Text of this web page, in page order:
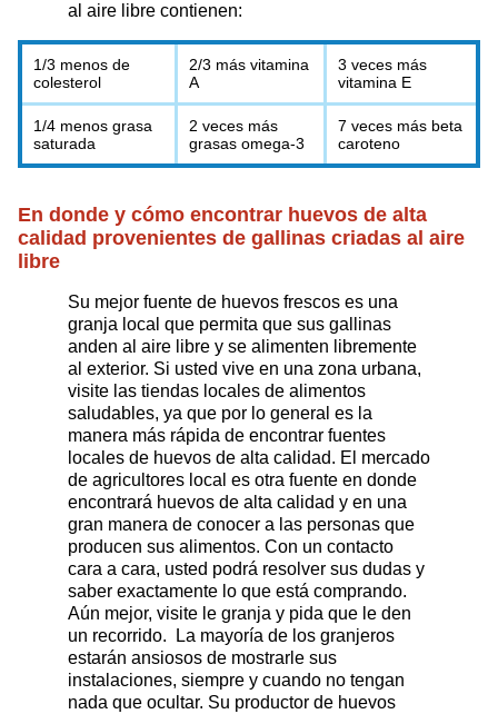
al aire libre contienen:
1/3 menos de
colesterol
2/3 más vitamina
A
3 veces más
vitamina E
1/4 menos grasa
saturada
2 veces más
grasas omega-3
7 veces más beta
caroteno
En donde y cómo encontrar huevos de alta
calidad provenientes de gallinas criadas al aire
libre
Su mejor fuente de huevos frescos es una
granja local que permita que sus gallinas
anden al aire libre y se alimenten libremente
al exterior. Si usted vive en una zona urbana,
visite las tiendas locales de alimentos
saludables, ya que por lo general es la
manera más rápida de encontrar fuentes
locales de huevos de alta calidad. El mercado
de agricultores local es otra fuente en donde
encontrará huevos de alta calidad y en una
gran manera de conocer a las personas que
producen sus alimentos. Con un contacto
cara a cara, usted podrá resolver sus dudas y
saber exactamente lo que está comprando.
Aún mejor, visite le granja y pida que le den
un recorrido. La mayoría de los granjeros
estarán ansiosos de mostrarle sus
instalaciones, siempre y cuando no tengan
nada que ocultar. Su productor de huevos